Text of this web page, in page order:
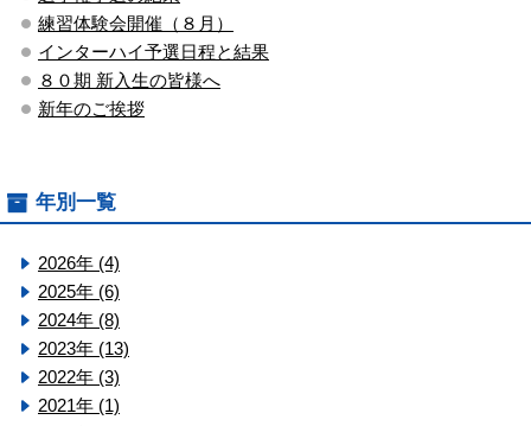
練習体験会開催（８月）
インターハイ予選日程と結果
８０期 新入生の皆様へ
新年のご挨拶
年別一覧
2026年 (4)
2025年 (6)
2024年 (8)
2023年 (13)
2022年 (3)
2021年 (1)